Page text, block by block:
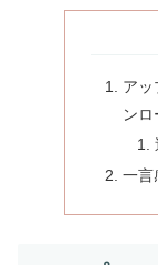
アッ
ンロ
一言